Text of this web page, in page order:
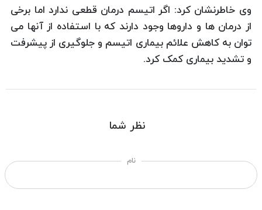
وی خاطرنشان کرد: اگر اتیسم درمان قطعی ندارد اما برخی
از درمان ها و داروها وجود دارند که با استفاده از آنها می
توان به کاهش علائم بیماری اتیسم و جلوگیری از پیشرفت
و تشدید بیماری کمک کرد.
نظر شما
نام